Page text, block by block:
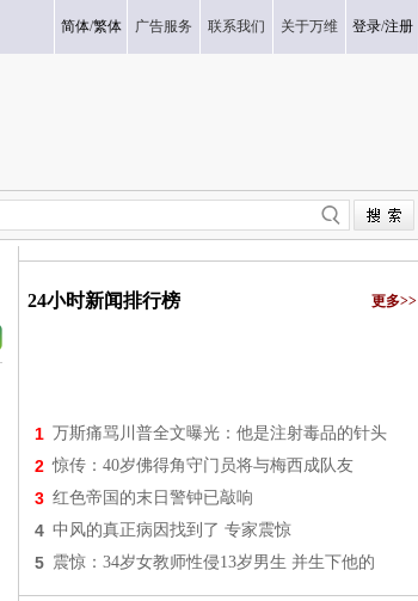
简体/繁体 广告服务 联系我们 关于万维 登录/注册
24小时新闻排行榜 更多>>
1 万斯痛骂川普全文曝光：他是注射毒品的针头
2 惊传：40岁佛得角守门员将与梅西成队友
3 红色帝国的末日警钟已敲响
4 中风的真正病因找到了 专家震惊
5 震惊：34岁女教师性侵13岁男生 并生下他的